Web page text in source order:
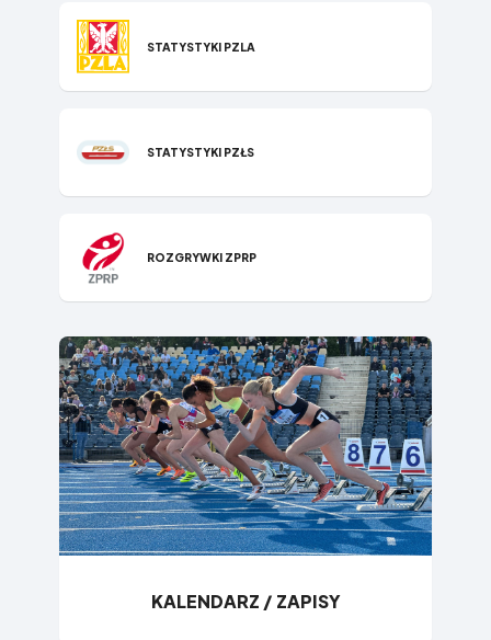
STATYSTYKI P​ZLA
STATYSTYKI PZŁS
ROZGRYWKI ZPRP
KALENDARZ / ZAPISY